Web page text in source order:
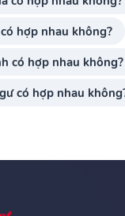
hợp nhau không?
có hợp nhau không?
có hợp nhau